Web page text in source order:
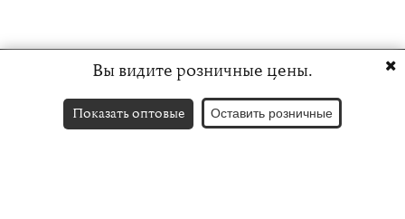
Вы видите розничные цены.
Показать оптовые Оставить розничные